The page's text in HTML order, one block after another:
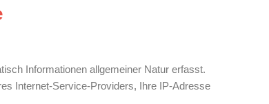
Informationen allgemeiner Natur erfasst.
Internet-Service-Providers, Ihre IP-Adresse